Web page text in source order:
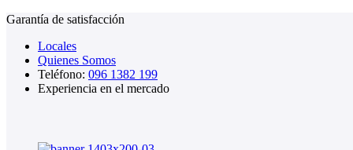
Garantía de satisfacción
Locales
Quienes Somos
Teléfono: 096 1382 199
Experiencia en el mercado